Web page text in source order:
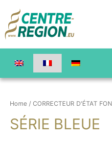
Home / CORRECTEUR D'ÉTAT
SÉRIE BLEUE